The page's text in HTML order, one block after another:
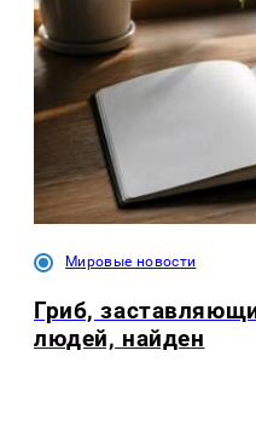
Мировые новости
Гриб,
людей, найден